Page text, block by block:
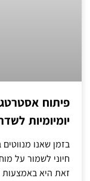
פיתוח
יומיומיות
בזמן שאנו מנווטים
חיוני לשמור על
זאת היא באמצעות